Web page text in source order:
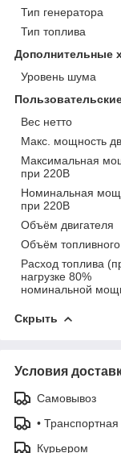
Тип генератора
Тип топлива
Дополнительные
Уровень шума
Вес нетто
Макс. мощность
Максимальная
при 220В
Номинальная
при 220В
Объём двигателя
Объём топливного
Расход топлива
нагрузке 80%
номинальной
Скрыть
Условия
Самовывоз
•
Курьером